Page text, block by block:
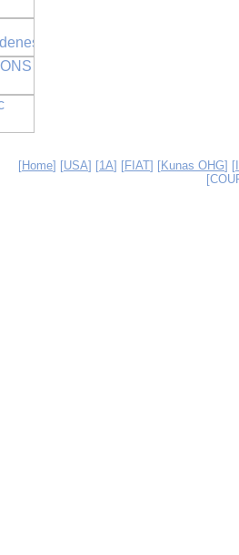
[Home] [USA] [1A] [FIAT] [Kunas OHG] [